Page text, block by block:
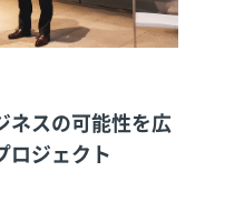
ネスの可能性を広
ロジェクト